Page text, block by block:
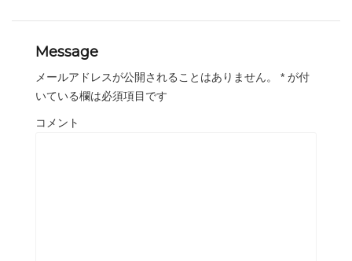
Message
メールアドレスが公開されることはありません。 * が付
いている欄は必須項目です
コメント